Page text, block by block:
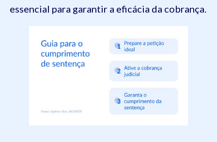
essencial para garantir a eficácia da cobrança.